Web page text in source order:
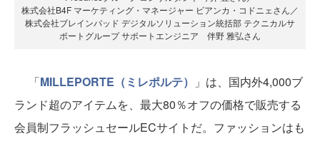
株式会社B4F マーケティング・マネージャー ビアンカ・コドニェさん／
株式会社ブレインパッド デジタルソリューション統括部 テクニカルサ
ポートグループ サポートエンジニア 伴野 雅弘さん
「MILLEPORTE（ミレポルテ）
」は、国内外4,000ブ
ランド超のアイテムを、最大80％オフの価格で販売する
会員制フラッシュセールECサイトだ。ファッションはも